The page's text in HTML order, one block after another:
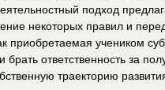
подход
некоторых правил и
приобретаемая учеником
ответственность за
траекторию